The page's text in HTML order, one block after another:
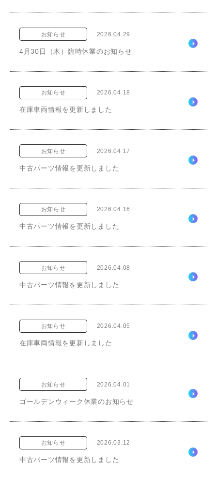
お知らせ 2026.04.29
4月30日（木）臨時休業のお知らせ
お知らせ 2026.04.18
在庫車両情報を更新しました
お知らせ 2026.04.17
中古パーツ情報を更新しました
お知らせ 2026.04.16
中古パーツ情報を更新しました
お知らせ 2026.04.08
中古パーツ情報を更新しました
お知らせ 2026.04.05
在庫車両情報を更新しました
お知らせ 2026.04.01
ゴールデンウィーク休業のお知らせ
お知らせ 2026.03.12
中古パーツ情報を更新しました